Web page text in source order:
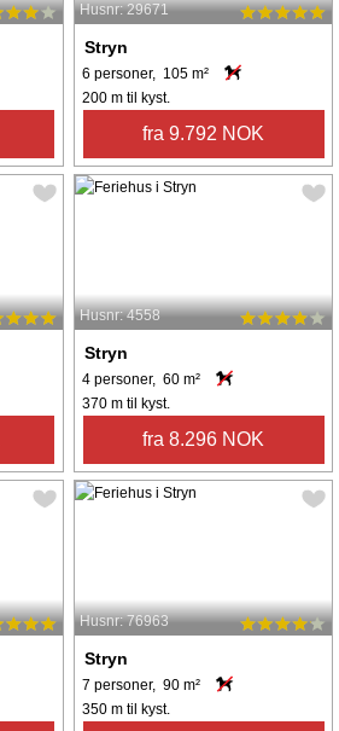
Husnr: 29671
Stryn
6 personer, 105 m²
200 m til kyst.
fra 9.792 NOK
Husnr: 4558
Stryn
4 personer, 60 m²
370 m til kyst.
fra 8.296 NOK
Husnr: 76963
Stryn
7 personer, 90 m²
350 m til kyst.